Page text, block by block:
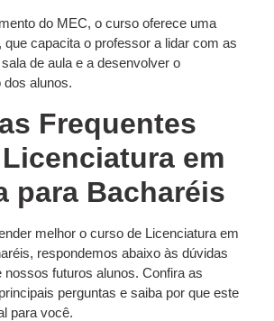
do MEC, o curso oferece uma
que capacita o professor a lidar com as
de aula e a desenvolver o
alunos.
Frequentes
em
para Bacharéis
melhor o curso de Licenciatura em
respondemos abaixo às dúvidas
futuros alunos. Confira as
perguntas e saiba por que este
para você.